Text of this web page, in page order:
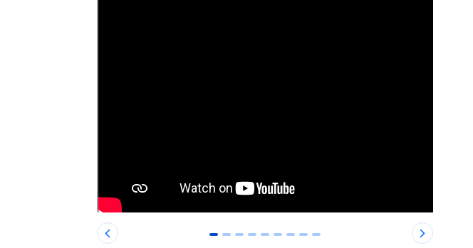
0 1 2 3 4 5 6 7 8